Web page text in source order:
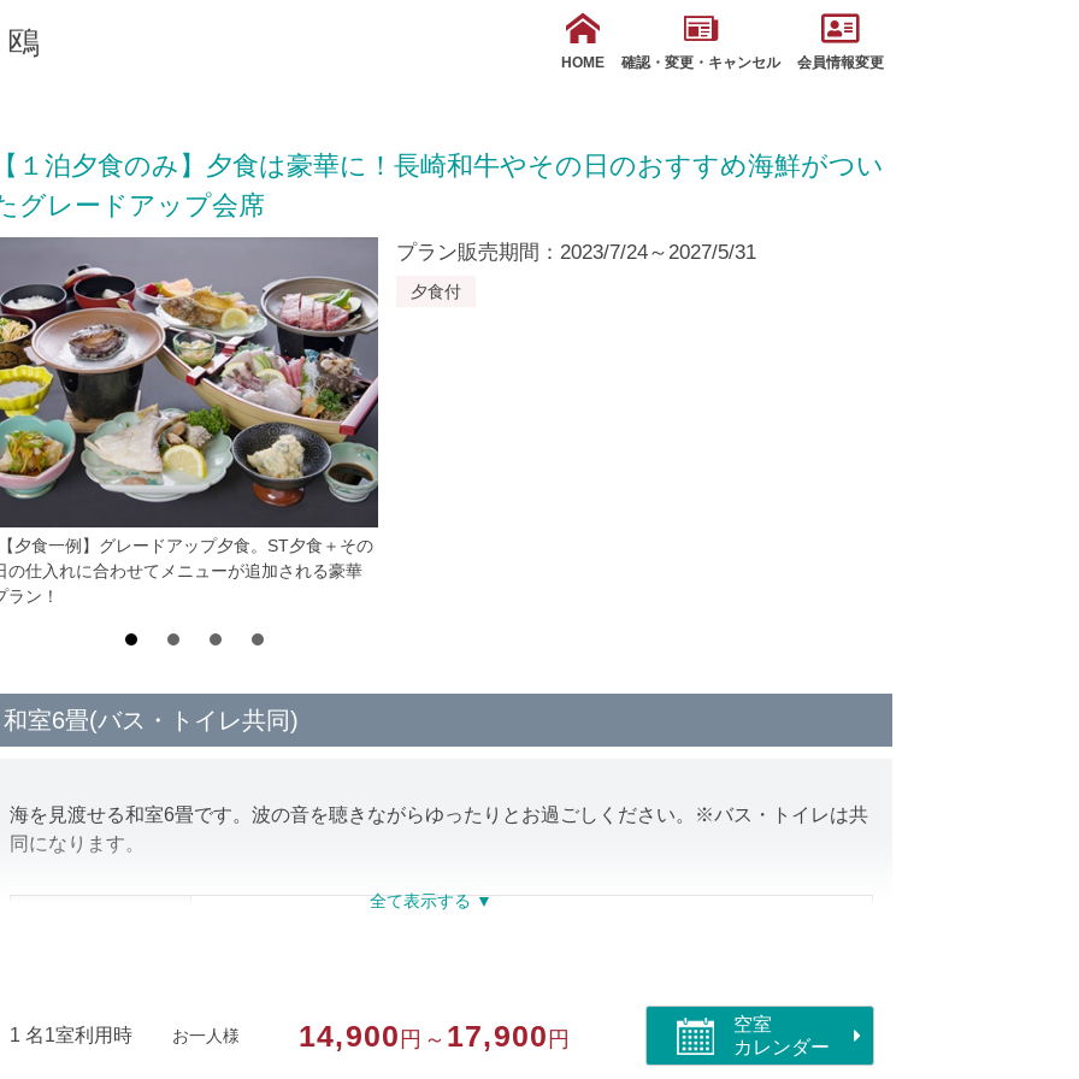
HOME 確認・変更・キャンセル 会員情報変更
１泊夕食のみ】夕食は豪華に！長崎和牛やその日のおすすめ海鮮がつい
グレードアップ会席
夕食一例】グレードアップ夕食。ST夕食＋その
の仕入れに合わせてメニューが追加される豪華
ラン！
プラン販売期間：2023/7/24～2027/5/31
夕食付
和室6畳(バス・トイレ共同)
海を見渡せる和室6畳です。波の音を聴きながらゆったりとお過ごしください。※バス・トイレは共
同になります。
1 名1室利用時 お一人様 14,900 円～ 17,900 円
空室
カレンダー